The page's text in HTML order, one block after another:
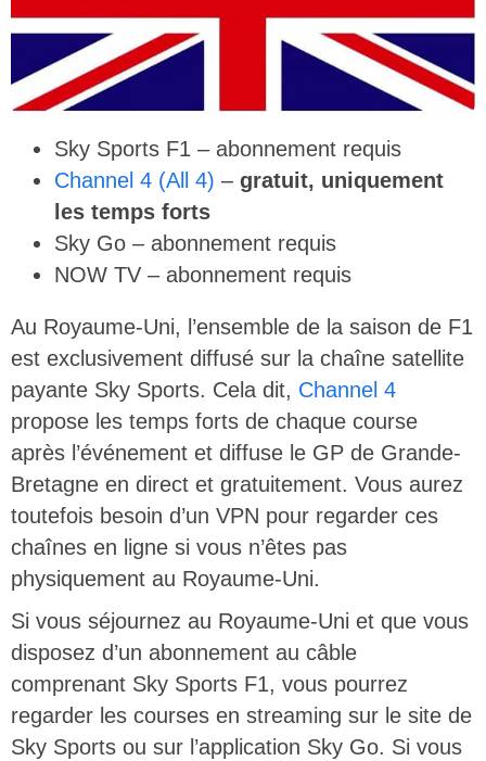
Sky Sports F1 – abonnement requis
Channel 4 (All 4) – gratuit, uniquement
les temps forts
Sky Go – abonnement requis
NOW TV – abonnement requis
Au Royaume-Uni, l’ensemble de la saison de F1
est exclusivement diffusé sur la chaîne satellite
payante Sky Sports. Cela dit, Channel 4
propose les temps forts de chaque course
après l’événement et diffuse le GP de Grande-
Bretagne en direct et gratuitement. Vous aurez
toutefois besoin d’un VPN pour regarder ces
chaînes en ligne si vous n’êtes pas
physiquement au Royaume-Uni.
Si vous séjournez au Royaume-Uni et que vous
disposez d’un abonnement au câble
comprenant Sky Sports F1, vous pourrez
regarder les courses en streaming sur le site de
Sky Sports ou sur l’application Sky Go. Si vous